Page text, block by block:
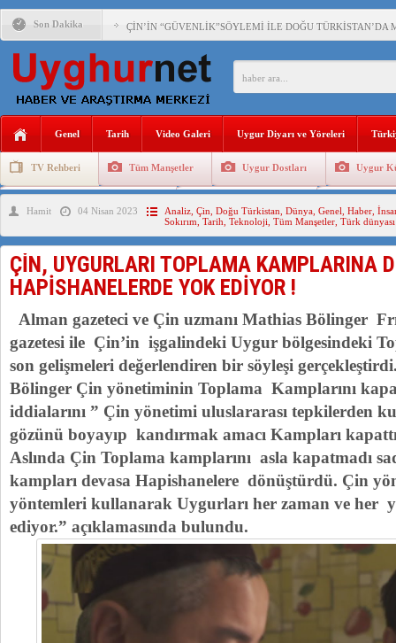
Son Dakika ÇİN’İN “GÜVENLİK”SÖYLEMİ İLE DOĞU TÜRKİSTAN’DA
PAKİSTAN,AFGANİSTAN’DA YAŞAYAN UYGURLARA
ANAHTAR PARTİ GENEL BAŞKANI AĞIRALİOĞLU :
ÇİN’İN DOĞU TÜRKİSTAN’DAKİ UYGULAMALARI
150 YILDIR KAYNAYAN YARAMIZ : ÇİN İŞGALİNDEKİ
ÇİN’İN UYGUR POLİTİKALARINI ÖVEN DİYANET
MHP’DEN URUMÇİ KATLİAMI MESAJİ : 05.07.2009
Genel Tarih Video Galeri Uygur Diyarı ve Yöreleri
TV Rehberi Tüm Manşetler Uygur Dostları Uygur
Uygurlarda Düğün ve Cenaze Uygur
Hamit 04 Nisan 2023 Analiz Çin Doğu Türkistan Dünya Genel Haber
Sokırım Tarih Teknoloji Tüm Manşetler Türk dünyası
ÇİN, UYGURLARI TOPLAMA KAMPLARINA
HAPİSHANELERDE YOK EDİYOR !
Alman gazeteci ve Çin uzmanı Mathias Bölinger
gazetesi ile Çin’in işgalindeki Uygur bölgesindeki
son gelişmeleri değerlendiren bir söyleşi
Bölinger Çin yönetiminin Toplama Kamplarını
iddialarını ” Çin yönetimi uluslararası tepkilerden
gözünü boyayıp kandırmak amacı Kampları
Aslında Çin Toplama kamplarını asla kapatmadı
kampları devasa Hapishanelere dönüştürdü. Çin
yöntemleri kullanarak Uygurları her zaman ve her
ediyor.” açıklamasında bulundu.